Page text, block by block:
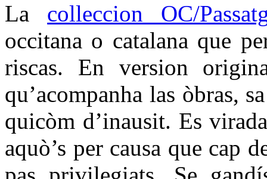
La colleccion OC/
occitana o catalana que
riscas. En version
qu’acompanha las òbras,
quicòm d’inausit. Es
aquò’s per causa que cap